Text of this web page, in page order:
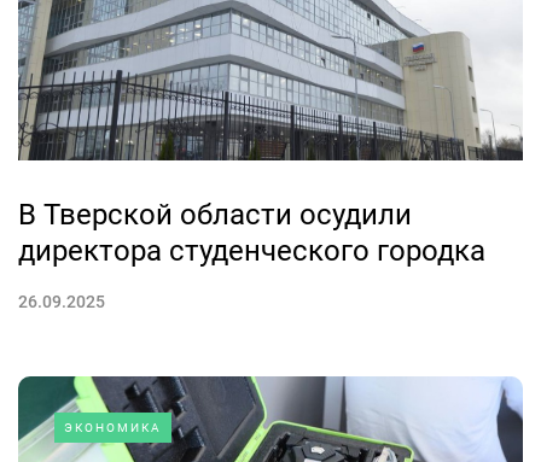
В Тверской области осудили
директора студенческого городка
26.09.2025
ЭКОНОМИКА